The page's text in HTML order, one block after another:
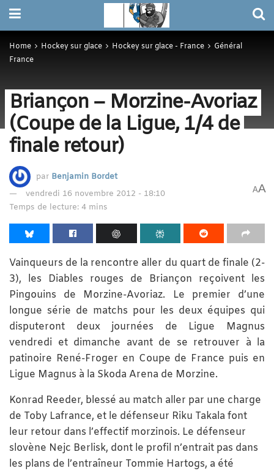
Home Hockey sur glace Hockey sur glace - France
Général
France
Briançon – Morzine-Avoriaz
(Coupe de la Ligue, 1/4 de
finale retour)
par Benjamin Bordet
vendredi 16 novembre 2012 - 18:10
Temps de lecture: 4 mins
AA
Vainqueurs de la rencontre aller du quart de finale (2-
3), les Diables rouges de Briançon reçoivent les
Pingouins de Morzine-Avoriaz. Le premier d’une
longue série de matchs pour les deux équipes qui
disputeront deux journées de Ligue Magnus
vendredi et dimanche avant de se retrouver à la
patinoire René-Froger en Coupe de France puis en
Ligue Magnus à la Skoda Arena de Morzine.
Konrad Reeder, blessé au match aller par une charge
de Toby Lafrance, et le défenseur Riku Takala font
leur retour dans l’effectif morzinois. Le défenseur
slovène Nejc Berlisk, dont le profil n’entrait pas dans
les plans de l’entraîneur Tommie Hartogs, a été